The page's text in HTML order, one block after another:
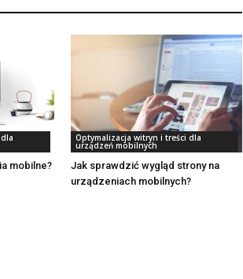
mobilne?
Optymalizacja witryn i treści dla
urządzeń mobilnych
Jak sprawdzić wygląd strony na
urządzeniach mobilnych?